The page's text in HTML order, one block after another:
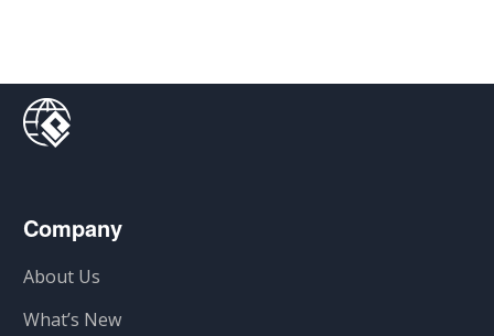
Company
About Us
What’s New